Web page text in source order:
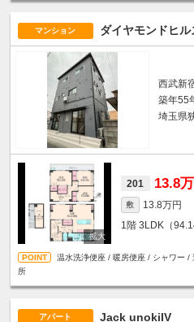
マンション ダイヤモンドヒル
西武新
築年55
埼玉県
201 13.8
敷 13.8万円
1階 3LDK（
温水洗浄便座 / 暖房便座 / シャワー
所
アパート Jack unokiIV